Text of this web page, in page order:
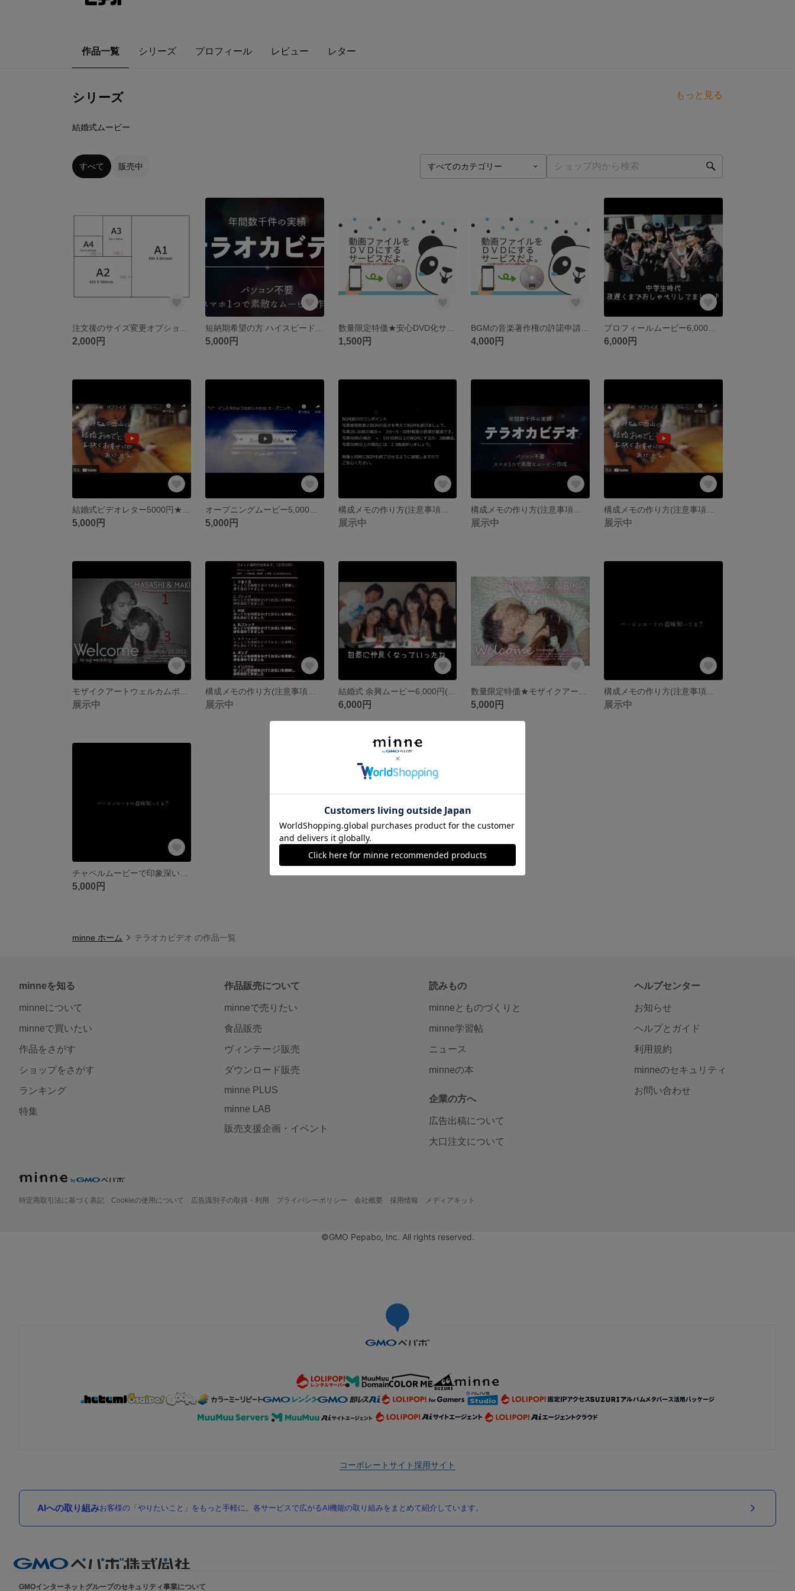
作品一覧 シリーズ プロフィール レビュー レター
シリーズ もっと見る
結婚式ムービー
すべて 販売中
2,000円 5,000円 1,500円 4,000円 6,000円
5,000円 5,000円 展示中 展示中 展示中
展示中 展示中 6,000円 5,000円 展示中
5,000円
minne ホーム テラオカビデオ の作品一覧
minneを知る
minneについて
minneで買いたい
作品をさがす
ショップをさがす
ランキング
特集
作品販売について
minneで売りたい
食品販売
ヴィンテージ販売
ダウンロード販売
minne PLUS
minne LAB
販売支援企画・イベント
読みもの
minneとものづくりと
minne学習帖
ニュース
minneの本
企業の方へ
広告出稿について
大口注文について
ヘルプセンター
お知らせ
ヘルプとガイド
利用規約
minneのセキュリティ
お問い合わせ
特定商取引法に基づく表記 Cookieの使用について 広告識別子の取得・利用 プライバシーポリシー 会社概要 採用情報 メディアキット
©GMO Pepabo, Inc. All rights reserved.
コーポレートサイト採用サイト
AIへの取り組みお客様の「やりたいこと」をもっと手軽に。各サービスで広がるAI機能の取り組みをまとめて紹介しています。
GMOインターネットグループのセキュリティ事業について